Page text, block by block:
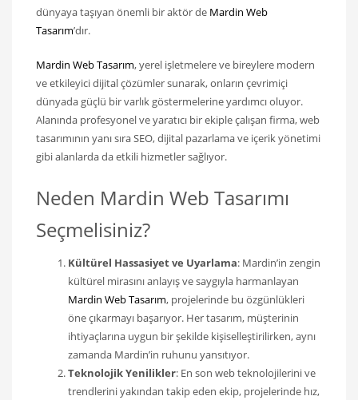
dünyaya taşıyan önemli bir aktör de Mardin Web
Tasarım’dır.
Mardin Web Tasarım, yerel işletmelere ve bireylere modern
ve etkileyici dijital çözümler sunarak, onların çevrimiçi
dünyada güçlü bir varlık göstermelerine yardımcı oluyor.
Alanında profesyonel ve yaratıcı bir ekiple çalışan firma, web
tasarımının yanı sıra SEO, dijital pazarlama ve içerik yönetimi
gibi alanlarda da etkili hizmetler sağlıyor.
Neden Mardin Web Tasarımı
Seçmelisiniz?
Kültürel Hassasiyet ve Uyarlama: Mardin’in zengin
kültürel mirasını anlayış ve saygıyla harmanlayan
Mardin Web Tasarım, projelerinde bu özgünlükleri
öne çıkarmayı başarıyor. Her tasarım, müşterinin
ihtiyaçlarına uygun bir şekilde kişiselleştirilirken, aynı
zamanda Mardin’in ruhunu yansıtıyor.
Teknolojik Yenilikler: En son web teknolojilerini ve
trendlerini yakından takip eden ekip, projelerinde hız,